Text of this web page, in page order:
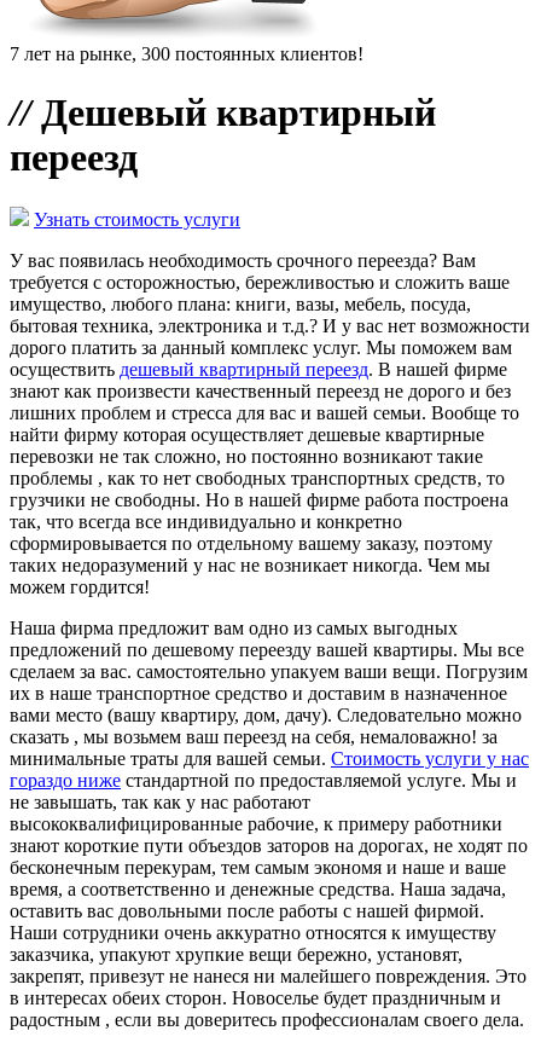
7 лет на рынке, 300 постоянных клиентов!
//Дешевый квартирный
переезд
Узнать стоимость услуги
У вас появилась необходимость срочного переезда? Вам
требуется с осторожностью, бережливостью и сложить ваше
имущество, любого плана: книги, вазы, мебель, посуда,
бытовая техника, электроника и т.д.? И у вас нет возможности
дорого платить за данный комплекс услуг. Мы поможем вам
осуществить дешевый квартирный переезд. В нашей фирме
знают как произвести качественный переезд не дорого и без
лишних проблем и стресса для вас и вашей семьи. Вообще то
найти фирму которая осуществляет дешевые квартирные
перевозки не так сложно, но постоянно возникают такие
проблемы , как то нет свободных транспортных средств, то
грузчики не свободны. Но в нашей фирме работа построена
так, что всегда все индивидуально и конкретно
сформировывается по отдельному вашему заказу, поэтому
таких недоразумений у нас не возникает никогда. Чем мы
можем гордится!
Наша фирма предложит вам одно из самых выгодных
предложений по дешевому переезду вашей квартиры. Мы все
сделаем за вас. самостоятельно упакуем ваши вещи. Погрузим
их в наше транспортное средство и доставим в назначенное
вами место (вашу квартиру, дом, дачу). Следовательно можно
сказать , мы возьмем ваш переезд на себя, немаловажно! за
минимальные траты для вашей семьи. Стоимость услуги у нас
гораздо ниже стандартной по предоставляемой услуге. Мы и
не завышать, так как у нас работают
высококвалифицированные рабочие, к примеру работники
знают короткие пути объездов заторов на дорогах, не ходят по
бесконечным перекурам, тем самым экономя и наше и ваше
время, а соответственно и денежные средства. Наша задача,
оставить вас довольными после работы с нашей фирмой.
Наши сотрудники очень аккуратно относятся к имуществу
заказчика, упакуют хрупкие вещи бережно, установят,
закрепят, привезут не нанеся ни малейшего повреждения. Это
в интересах обеих сторон. Новоселье будет праздничным и
радостным , если вы доверитесь профессионалам своего дела.